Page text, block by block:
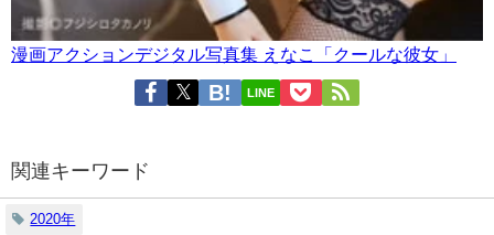
漫画アクションデジタル写真集 えなこ「クールな彼女」
LINE
関連キーワード
2020年